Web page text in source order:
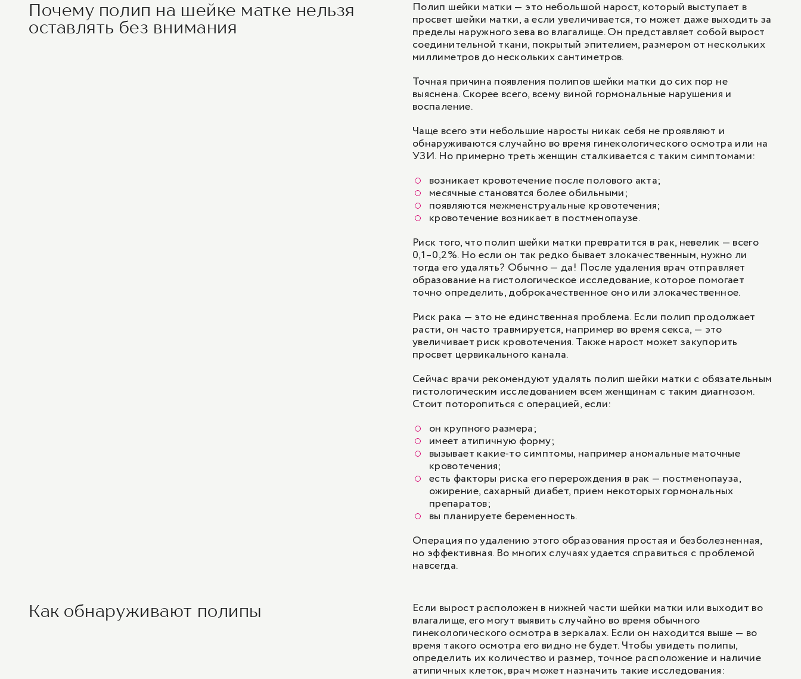
1 /1
Радиоволновое лечение шейки матки/эксцизионная биопсия
17 400 ₽
Радиоволновая конизация шейки матки (большой конус) 30 600 ₽
Радиоволновое лечение шейки матки/радиоволновая петлевая
биопсия шейки матки
Радиоволновое лечение шейки матки/эксцизионная биопсия
17 400 ₽
1/1
Почему полип на шейке матке нельзя
оставлять без внимания
Полип шейки матки — это небольшой нарост, который выступает в
просвет шейки матки, а если увеличивается, то может даже выходить за
пределы наружного зева во влагалище. Он представляет собой вырост
соединительной ткани, покрытый эпителием, размером от нескольких
миллиметров до нескольких сантиметров.
Точная причина появления полипов шейки матки до сих пор не
выяснена. Скорее всего, всему виной гормональные нарушения и
воспаление.
Чаще всего эти небольшие наросты никак себя не проявляют и
обнаруживаются случайно во время гинекологического осмотра или на
УЗИ. Но примерно треть женщин сталкивается с таким симптомами:
возникает кровотечение после полового акта;
месячные становятся более обильными;
появляются межменструальные кровотечения;
кровотечение возникает в постменопаузе.
Риск того, что полип шейки матки превратится в рак, невелик — всего
0,1–0,2%. Но если он так редко бывает злокачественным, нужно ли
тогда его удалять? Обычно — да! После удаления врач отправляет
образование на гистологическое исследование, которое помогает
точно определить, доброкачественное оно или злокачественное.
Риск рака — это не единственная проблема. Если полип продолжает
расти, он часто травмируется, например во время секса, — это
увеличивает риск кровотечения. Также нарост может закупорить
просвет цервикального канала.
Сейчас врачи рекомендуют удалять полип шейки матки с обязательным
гистологическим исследованием всем женщинам с таким диагнозом.
Стоит поторопиться с операцией, если:
он крупного размера;
имеет атипичную форму;
вызывает какие-то симптомы, например аномальные маточные
кровотечения;
есть факторы риска его перерождения в рак — постменопауза,
ожирение, сахарный диабет, прием некоторых гормональных
препаратов;
вы планируете беременность.
Операция по удалению этого образования простая и безболезненная,
но эффективная. Во многих случаях удается справиться с проблемой
навсегда.
Как обнаруживают полипы
Если вырост расположен в нижней части шейки матки или выходит во
влагалище, его могут выявить случайно во время обычного
гинекологического осмотра в зеркалах. Если он находится выше — во
время такого осмотра его видно не будет. Чтобы увидеть полипы,
определить их количество и размер, точное расположение и наличие
атипичных клеток, врач может назначить такие исследования: